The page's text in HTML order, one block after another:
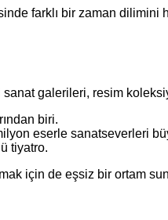
farklı bir zaman dilimini
galerileri, resim
biri.
eserle sanatseverleri
tiyatro.
için de eşsiz bir ortam